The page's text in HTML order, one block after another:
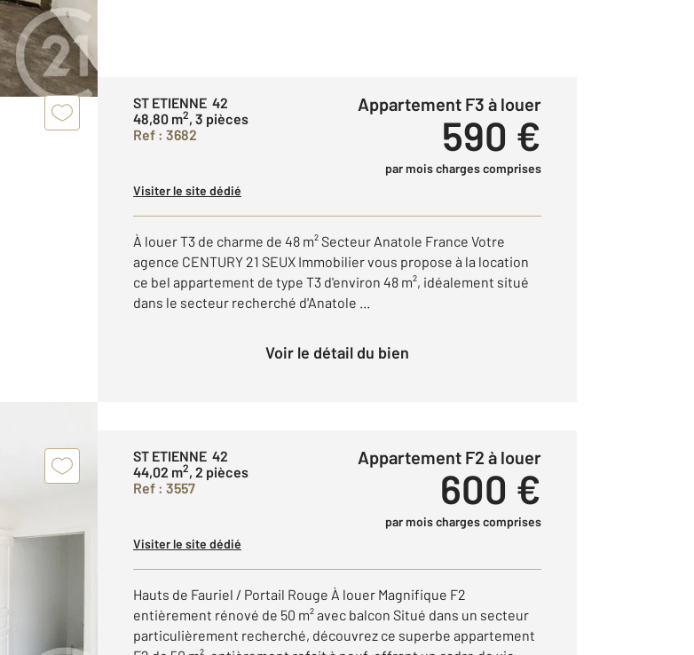
ST ETIENNE 42
48,80 m2, 3 pièces
Ref : 3682
Appartement F3 à louer
590 €
par mois charges comprises
Visiter le site dédié
À louer T3 de charme de 48 m² Secteur Anatole France Votre
agence CENTURY 21 SEUX Immobilier vous propose à la location
ce bel appartement de type T3 d'environ 48 m², idéalement situé
dans le secteur recherché d'Anatole ...
Voir le détail du bien
ST ETIENNE 42
44,02 m2, 2 pièces
Ref : 3557
Appartement F2 à louer
600 €
par mois charges comprises
Visiter le site dédié
Hauts de Fauriel / Portail Rouge À louer Magnifique F2
entièrement rénové de 50 m² avec balcon Situé dans un secteur
particulièrement recherché, découvrez ce superbe appartement